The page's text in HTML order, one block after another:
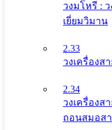
วงมโหรี :
เยี่ยมวิมาน
2.33
วงเครื่องส
2.34
วงเครื่องส
ถอนสมอส